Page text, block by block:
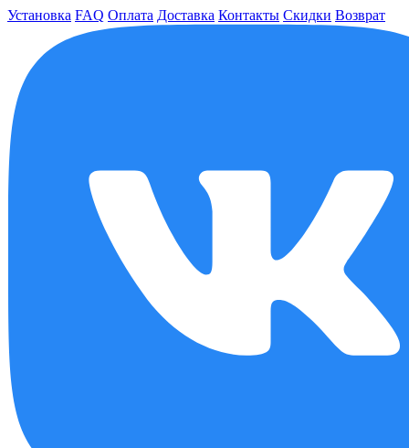
Установка FAQ Оплата Доставка Контакты Скидки Возврат